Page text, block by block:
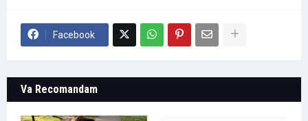
Facebook
Va Recomandam